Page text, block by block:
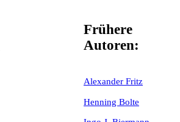
Frühere
Autoren:
Alexander Fritz
Henning Bolte